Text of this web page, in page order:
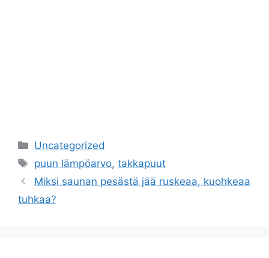
Kategoriat
Uncategorized
Avainsanat
puun lämpöarvo,takkapuut
Miksi saunan pesästä jää ruskeaa, kuohkeaa
tuhkaa?